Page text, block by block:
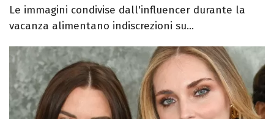
Le immagini condivise dall'influencer durante la
vacanza alimentano indiscrezioni su...